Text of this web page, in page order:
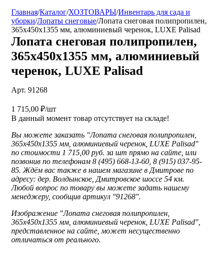
Главная/Каталог/ХОЗТОВАРЫ/Инвентарь для сада и
уборки/Лопаты снеговые/Лопата снеговая полипропилен,
365х450х1355 мм, алюминиевый черенок, LUXE Palisad
Лопата снеговая полипропилен,
365х450х1355 мм, алюминиевый
черенок, LUXE Palisad
Арт. 91268
1 715,00 ₽/шт
В данный момент товар отсутствует на складе!
Вы можете заказать "Лопата снеговая полипропилен,
365х450х1355 мм, алюминиевый черенок, LUXE Palisad"
по стоимости 1 715,00 руб. за шт прямо на сайте, или
позвонив по телефонам 8 (495) 668-13-60, 8 (915) 037-95-
85. Ждём вас также в нашем магазине в Дмитрове по
адресу: дер. Волдынское, Дмитровское шоссе 54 км.
Любой вопрос по товару вы можете задать нашему
менеджеру, сообщив артикул "91268".
Изображение "Лопата снеговая полипропилен,
365х450х1355 мм, алюминиевый черенок, LUXE Palisad",
представленное на сайте, может несущественно
отличаться от реального.